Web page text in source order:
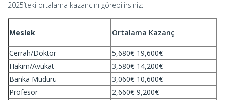
2025’teki ortalama kazancını görebilirsiniz:
Meslek Ortalama Kazanç
Cerrah/Doktor
5,680€-19,600€
Hakim/Avukat
3,580€-14,200€
Banka Müdürü
3,060€-10,600€
Profesör
2,660€-9,200€